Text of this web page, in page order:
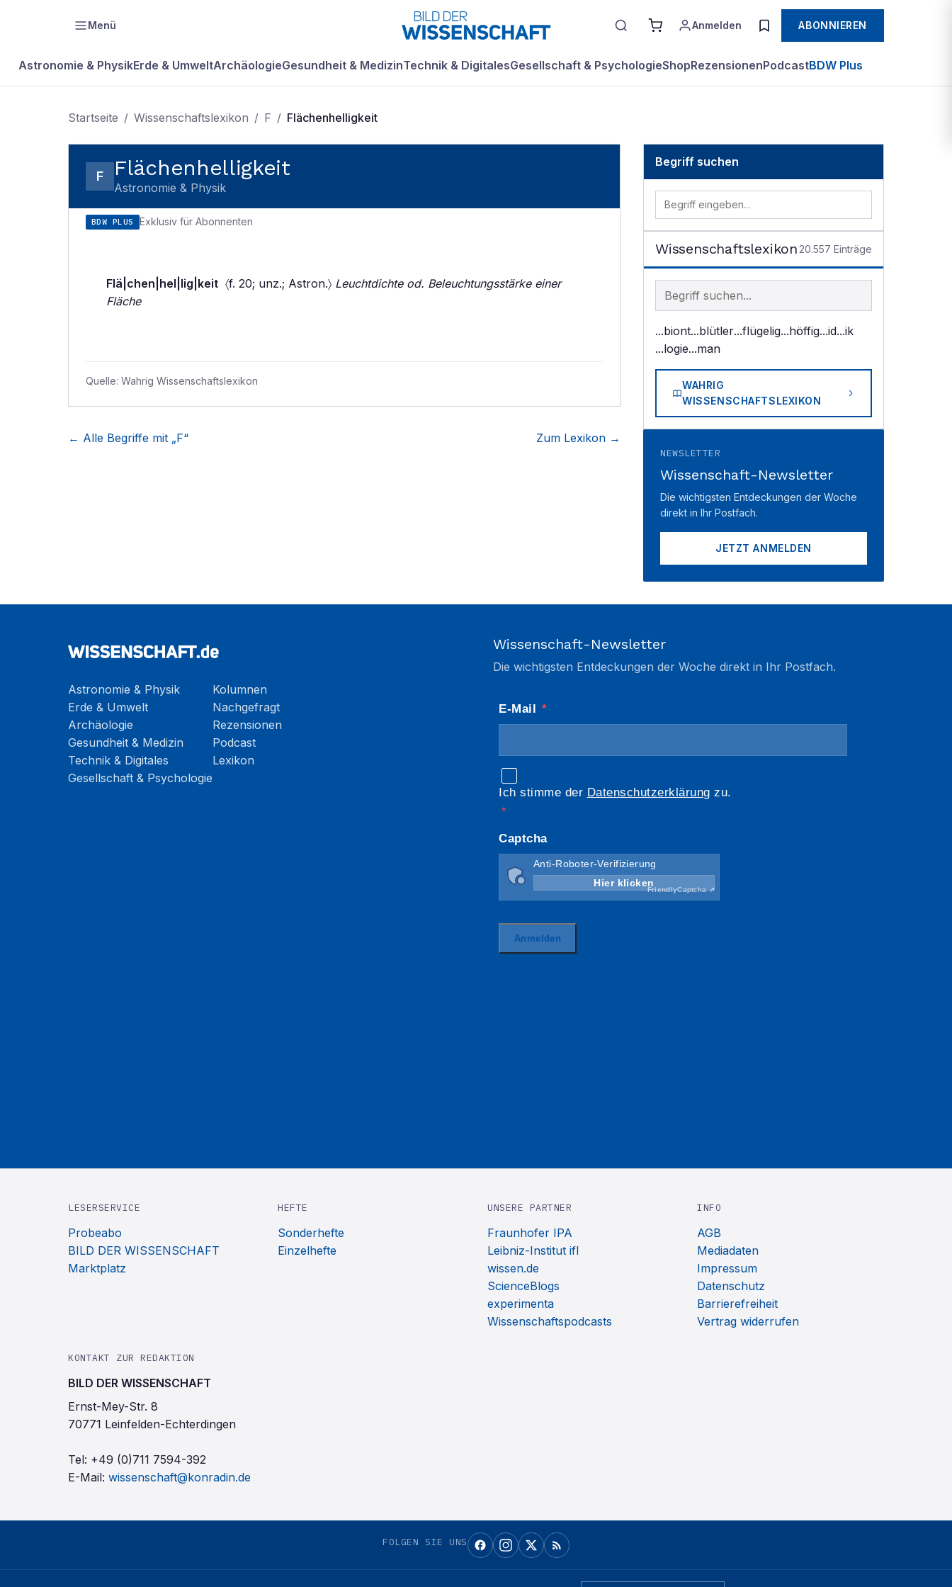
Menü Anmelden ABONNIEREN
Astronomie & PhysikErde & UmweltArchäologieGesundheit & MedizinTechnik & DigitalesGesellschaft & PsychologieShopRezensionenPodcastBDW Plus
Startseite / Wissenschaftslexikon / F / Flächenhelligkeit
F Flächenhelligkeit
Astronomie & Physik
BDW PLUS Exklusiv für Abonnenten
Flä|chen|hel|lig|keit 〈f. 20; unz.; Astron.〉 Leuchtdichte od. Beleuchtungsstärke einer
Fläche
Quelle: Wahrig Wissenschaftslexikon
← Alle Begriffe mit „F“ Zum Lexikon →
Begriff suchen
Wissenschaftslexikon 20.557 Einträge
Begriff im Lexikon suchen
...biont...blütler...flügelig...höffig...id...ik
...logie...man
WAHRIG
WISSENSCHAFTSLEXIKON
NEWSLETTER
Wissenschaft-Newsletter
Die wichtigsten Entdeckungen der Woche
direkt in Ihr Postfach.
JETZT ANMELDEN
Astronomie & Physik
Erde & Umwelt
Archäologie
Gesundheit & Medizin
Technik & Digitales
Gesellschaft & Psychologie
Kolumnen
Nachgefragt
Rezensionen
Podcast
Lexikon
Wissenschaft-Newsletter
Die wichtigsten Entdeckungen der Woche direkt in Ihr Postfach.
LESERSERVICE
Probeabo
BILD DER WISSENSCHAFT
Marktplatz
HEFTE
Sonderhefte
Einzelhefte
UNSERE PARTNER
Fraunhofer IPA
Leibniz-Institut ifl
wissen.de
ScienceBlogs
experimenta
Wissenschaftspodcasts
INFO
AGB
Mediadaten
Impressum
Datenschutz
Barrierefreiheit
Vertrag widerrufen
KONTAKT ZUR REDAKTION
BILD DER WISSENSCHAFT
Ernst-Mey-Str. 8
70771 Leinfelden-Echterdingen
Tel: +49 (0)711 7594-392
E-Mail: wissenschaft@konradin.de
FOLGEN SIE UNS